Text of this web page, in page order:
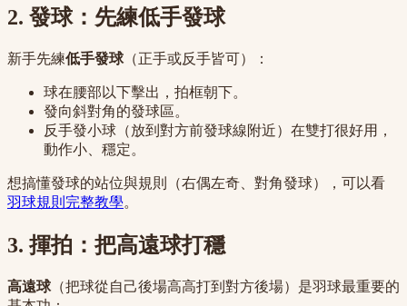
2. 發球：先練低手發球
新手先練低手發球（正手或反手皆可）：
球在腰部以下擊出，拍框朝下。
發向斜對角的發球區。
反手發小球（放到對方前發球線附近）在雙打很好用，
動作小、穩定。
想搞懂發球的站位與規則（右偶左奇、對角發球），可以看
羽球規則完整教學。
3. 揮拍：把高遠球打穩
高遠球（把球從自己後場高高打到對方後場）是羽球最重要的